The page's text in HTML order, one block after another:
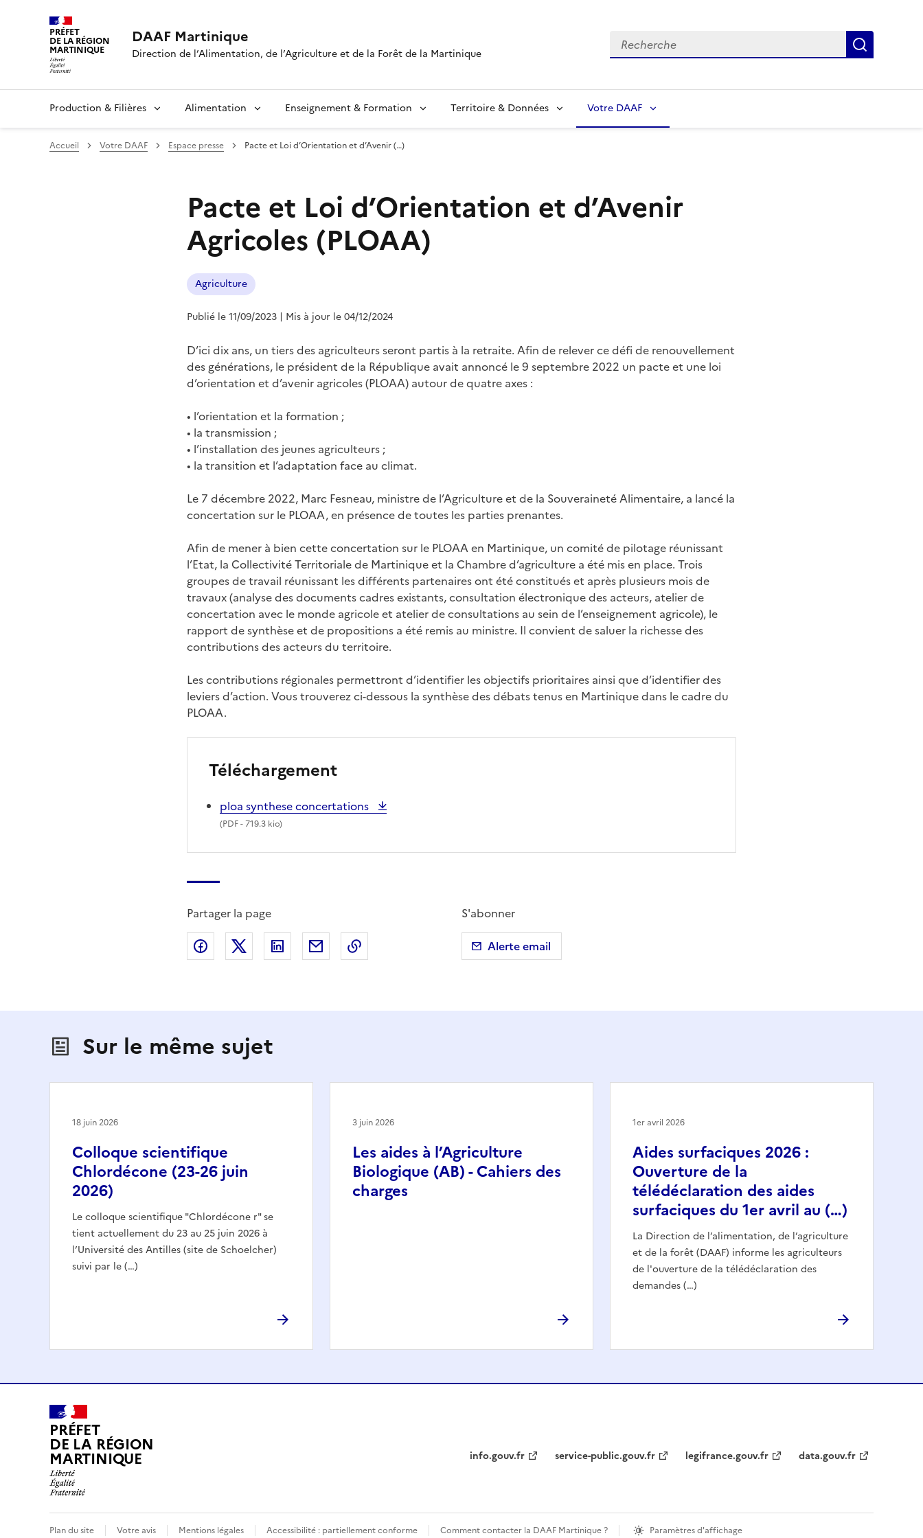
PRÉFET
DE LA RÉGION
MARTINIQUE
DAAF Martinique
Direction de l’Alimentation, de l’Agriculture et de la Forêt de la Martinique
Recherche
Production & Filières Alimentation Enseignement & Formation Territoire & Données Votre DAAF
Accueil Votre DAAF Espace presse Pacte et Loi d’Orientation et d’Avenir (…)
Pacte et Loi d’Orientation et d’Avenir
Agricoles (PLOAA)
Agriculture
Publié le 11/09/2023 | Mis à jour le 04/12/2024
D’ici dix ans, un tiers des agriculteurs seront partis à la retraite. Afin de relever ce défi de renouvellement
des générations, le président de la République avait annoncé le 9 septembre 2022 un pacte et une loi
d’orientation et d’avenir agricoles (PLOAA) autour de quatre axes :
• l’orientation et la formation ;
• la transmission ;
• l’installation des jeunes agriculteurs ;
• la transition et l’adaptation face au climat.
Le 7 décembre 2022, Marc Fesneau, ministre de l’Agriculture et de la Souveraineté Alimentaire, a lancé la
concertation sur le PLOAA, en présence de toutes les parties prenantes.
Afin de mener à bien cette concertation sur le PLOAA en Martinique, un comité de pilotage réunissant
l’Etat, la Collectivité Territoriale de Martinique et la Chambre d’agriculture a été mis en place. Trois
groupes de travail réunissant les différents partenaires ont été constitués et après plusieurs mois de
travaux (analyse des documents cadres existants, consultation électronique des acteurs, atelier de
concertation avec le monde agricole et atelier de consultations au sein de l’enseignement agricole), le
rapport de synthèse et de propositions a été remis au ministre. Il convient de saluer la richesse des
contributions des acteurs du territoire.
Les contributions régionales permettront d’identifier les objectifs prioritaires ainsi que d’identifier des
leviers d’action. Vous trouverez ci-dessous la synthèse des débats tenus en Martinique dans le cadre du
PLOAA.
Téléchargement
ploa synthese concertations
(PDF- 719.3 kio)
Partager la page
Partager sur Facebook
Partager sur X (anciennement Twitter)
Partager sur LinkedIn
Partager par emailCopier dans le presse-papier
S'abonner
Alerte email
Sur le même sujet
Colloque scientifique
Chlordécone (23-26 juin
2026)
Le colloque scientifique "Chlordécone r" se
tient actuellement du 23 au 25 juin 2026 à
l’Université des Antilles (site de Schoelcher)
suivi par le (…)
18 juin 2026
Les aides à l’Agriculture
Biologique (AB) - Cahiers des
charges
3 juin 2026
Aides surfaciques 2026 :
Ouverture de la
télédéclaration des aides
surfaciques du 1er avril au (…)
La Direction de l’alimentation, de l’agriculture
et de la forêt (DAAF) informe les agriculteurs
de l'ouverture de la télédéclaration des
demandes (…)
1er avril 2026
PRÉFET
DE LA RÉGION
MARTINIQUE info.gouv.fr service-public.gouv.fr legifrance.gouv.fr data.gouv.fr
Plan du site Votre avis Mentions légales Accessibilité : partiellement conforme Comment contacter la DAAF Martinique ? Paramètres d'affichage